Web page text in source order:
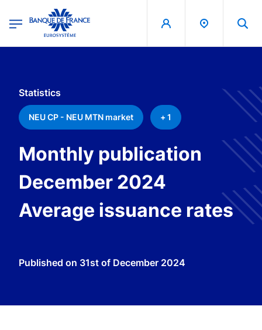
Banque de France - Menu Principal
Statistics
NEU CP - NEU MTN market + 1
Monthly publication
December 2024
Average issuance rates
Published on 31st of December 2024